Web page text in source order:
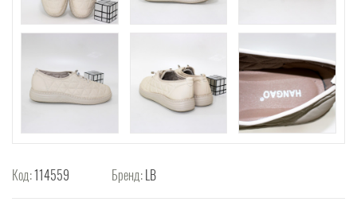
Код:114559 Бренд:LB